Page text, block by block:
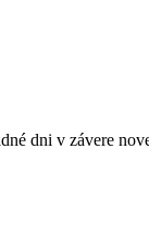
dni v závere